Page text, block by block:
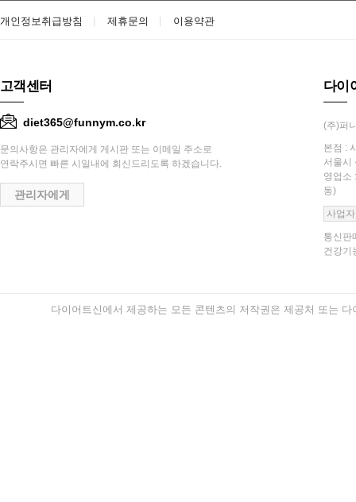
개인정보취급방침 제휴문의 이용약관
고객센터
diet365@funnym.co.kr
문의사항은 관리자에게 게시판 또는 이메일 주소로
연락주시면 빠른 시일내에 회신드리도록 하겠습니다.
관리자에게
다이
(주)퍼
본점 :
서울시
영업소
동)
사업
통신판
건강기
다이어트신에서 제공하는 모든 콘텐츠의 저작권은 제공처 또는